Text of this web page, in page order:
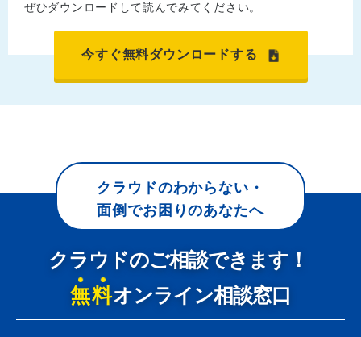
ぜひダウンロードして読んでみてください。
今すぐ無料ダウンロードする
クラウドのわからない・
面倒でお困りのあなたへ
クラウドのご相談できます！
無料オンライン相談窓口